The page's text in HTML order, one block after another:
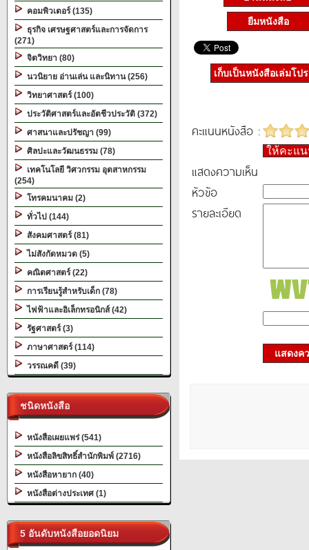
คอมพิวเตอร์ (135)
ธุรกิจ เศรษฐศาสตร์และการจัดการ
(271)
จิตวิทยา (80)
นวนิยาย อ่านเล่น และนิทาน (256)
วิทยาศาสตร์ (100)
ประวัติศาสตร์และอัตชีวประวัติ (372)
ศาสนาและปรัชญา (99)
ศิลปะและวัฒนธรรม (78)
เทคโนโลยี วิศวกรรม อุตสาหกรรม
(254)
โทรคมนาคม (2)
ทั่วไป (144)
สังคมศาสตร์ (81)
ไม่สังกัดหมวด (5)
คณิตศาสตร์ (22)
การเรียนรู้สำหรับเด็ก (78)
ไฟฟ้าและอิเล็กทรอนิกส์ (42)
รัฐศาสตร์ (3)
ภาษาศาสตร์ (114)
วรรณคดี (39)
ชนิดหนังสือ
หนังสือเผยแพร่ (541)
หนังสือลิขสิทธิ์สำนักพิมพ์ (2716)
หนังสือหายาก (40)
หนังสือต่างประเทศ (1)
5 อันดับหนังสือยอดนิยม
ยืมหนังสือ
เก็บเป็นหนังสือเล่มโป
คะแนนหนังสือ :
ให้คะแ
แสดงความเห็น
หัวข้อ
รายละเอียด
แสดงค